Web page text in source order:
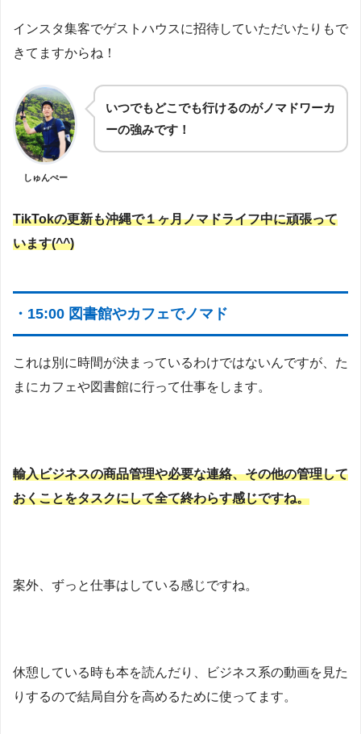
インスタ集客でゲストハウスに招待していただいたりもで
きてますからね！
しゅんぺー
いつでもどこでも行けるのがノマドワーカ
ーの強みです！
TikTokの更新も沖縄で１ヶ月ノマドライフ中に頑張って
います(^^)
・15:00 図書館やカフェでノマド
これは別に時間が決まっているわけではないんですが、た
まにカフェや図書館に行って仕事をします。
輸入ビジネスの商品管理や必要な連絡、その他の管理して
おくことをタスクにして全て終わらす感じですね。
案外、ずっと仕事はしている感じですね。
休憩している時も本を読んだり、ビジネス系の動画を見た
りするので結局自分を高めるために使ってます。